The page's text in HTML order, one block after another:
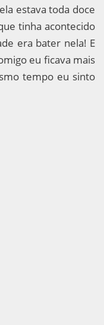
estava toda doce
tinha acontecido
era bater nela! E
eu ficava mais
tempo eu sinto